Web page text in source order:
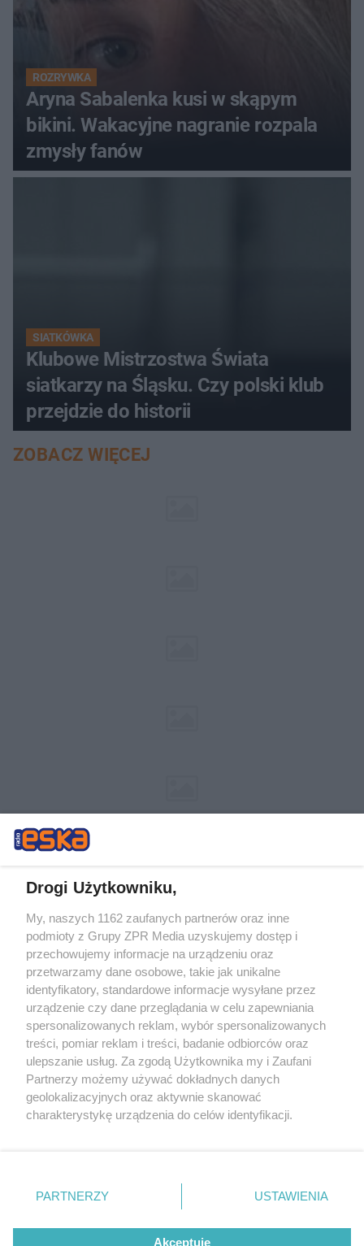
ROZRYWKA
Aryna Sabalenka kusi w skąpym
bikini. Wakacyjne nagranie rozpala
zmysły fanów
SIATKÓWKA
Klubowe Mistrzostwa Świata
siatkarzy na Śląsku. Czy polski klub
przejdzie do historii
ZOBACZ WIĘCEJ
Żaden utwór zamieszczony w serwisie nie może być powielany i
rozpowszechniany lub dalej rozpowszechniany w jakikolwiek sposób (w
tym także elektroniczny lub mechaniczny) na jakimkolwiek polu
eksploatacji w jakiejkolwiek formie, włącznie z umieszczaniem w
Internecie bez pisemnej zgody właściciela praw. Jakiekolwiek użycie lub
wykorzystanie utworów w całości lub w części z naruszeniem prawa,
tzn. bez właściwej zgody, jest zabronione pod groźbą kary i może być
ścigane prawnie.
© 2026 Grupa ZPR Media
Drogi Użytkowniku,
My, naszych 1162 zaufanych partnerów oraz inne
podmioty z Grupy ZPR Media uzyskujemy dostęp i
przechowujemy informacje na urządzeniu oraz
przetwarzamy dane osobowe, takie jak unikalne
identyfikatory, standardowe informacje wysyłane przez
urządzenie czy dane przeglądania w celu zapewniania
spersonalizowanych reklam, wybór spersonalizowanych
treści, pomiar reklam i treści, badanie odbiorców oraz
ulepszanie usług. Za zgodą Użytkownika my i Zaufani
Partnerzy możemy używać dokładnych danych
geolokalizacyjnych oraz aktywnie skanować
charakterystykę urządzenia do celów identyfikacji.
zmienić/wycofać klikając przycisk ustawień prywatności
znajdujący się w lewym dolnym rogu strony
rodzaje przetwarzania danych nie wymagają zgody
użytkownika, ale masz prawo sprzeciwić się takiemu
PARTNERZY USTAWIENIA
Akceptuję